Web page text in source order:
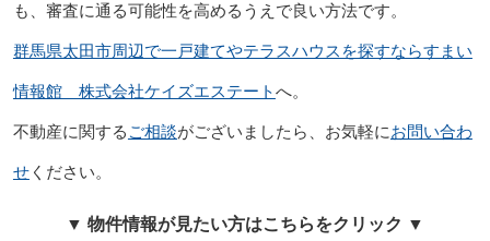
も、審査に通る可能性を高めるうえで良い方法です。
群馬県太田市周辺で一戸建てやテラスハウスを探すならすまい
情報館 株式会社ケイズエステートへ。
不動産に関する ご相談がございましたら、お気軽にお問い合わ
せください。
▼ 物件情報が見たい方はこちらをクリック ▼